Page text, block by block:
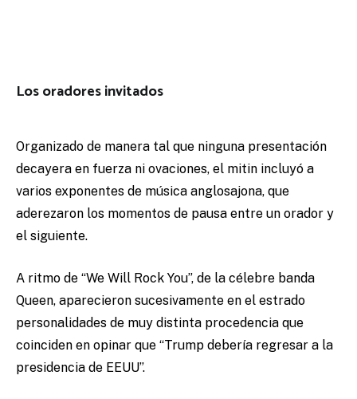
Los oradores invitados
Organizado de manera tal que ninguna presentación
decayera en fuerza ni ovaciones, el mitin incluyó a
varios exponentes de música anglosajona, que
aderezaron los momentos de pausa entre un orador y
el siguiente.
A ritmo de “We Will Rock You”, de la célebre banda
Queen, aparecieron sucesivamente en el estrado
personalidades de muy distinta procedencia que
coinciden en opinar que “Trump debería regresar a la
presidencia de EEUU”.